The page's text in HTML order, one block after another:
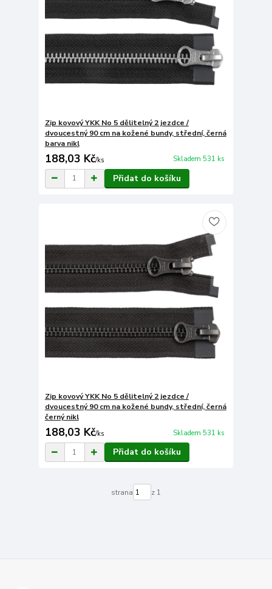
Zip kovový YKK No 5 dělitelný 2 jezdce /
dvoucestný 90 cm na kožené bundy, střední, černá
barva nikl
188,03 Kč/ks Skladem 531 ks
Přidat do košíku
Zip kovový YKK No 5 dělitelný 2 jezdce /
dvoucestný 90 cm na kožené bundy, střední, černá
černý nikl
188,03 Kč/ks Skladem 531 ks
Přidat do košíku
strana z 1